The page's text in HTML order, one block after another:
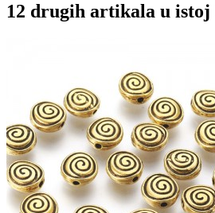
12 drugih artikala u